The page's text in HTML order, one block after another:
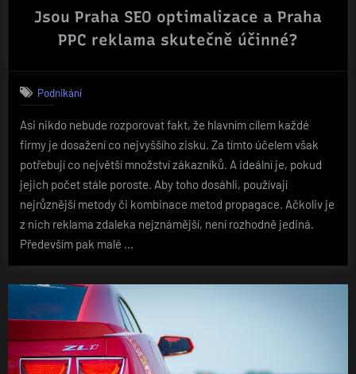
Jsou Praha SEO optimalizace a Praha
PPC reklama skutečně účinné?
Podnikání
Asi nikdo nebude rozporovat fakt, že hlavním cílem každé
firmy je dosažení co nejvyššího zisku. Za tímto účelem však
potřebují co největší množství zákazníků. A ideální je, pokud
jejich počet stále poroste. Aby toho dosáhli, používají
nejrůznější metody či kombinace metod propagace. Ačkoliv je
z nich reklama zdaleka nejznámější, není rozhodně jediná.
Především pak malé …